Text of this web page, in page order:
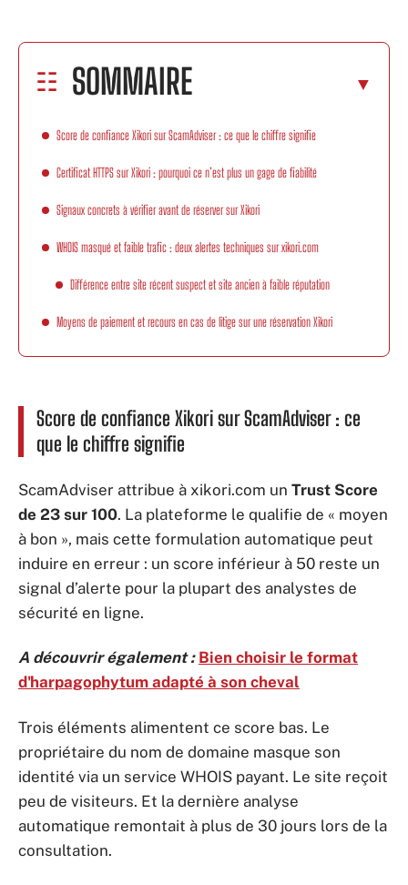
SOMMAIRE
Score de confiance Xikori sur ScamAdviser : ce que le chiffre signifie
Certificat HTTPS sur Xikori : pourquoi ce n’est plus un gage de fiabilité
Signaux concrets à vérifier avant de réserver sur Xikori
WHOIS masqué et faible trafic : deux alertes techniques sur xikori.com
Différence entre site récent suspect et site ancien à faible réputation
Moyens de paiement et recours en cas de litige sur une réservation Xikori
Score de confiance Xikori sur ScamAdviser : ce
que le chiffre signifie
ScamAdviser attribue à xikori.com un Trust Score
de 23 sur 100. La plateforme le qualifie de « moyen
à bon », mais cette formulation automatique peut
induire en erreur : un score inférieur à 50 reste un
signal d’alerte pour la plupart des analystes de
sécurité en ligne.
A découvrir également : Bien choisir le format
d'harpagophytum adapté à son cheval
Trois éléments alimentent ce score bas. Le
propriétaire du nom de domaine masque son
identité via un service WHOIS payant. Le site reçoit
peu de visiteurs. Et la dernière analyse
automatique remontait à plus de 30 jours lors de la
consultation.